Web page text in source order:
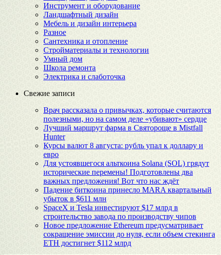
Инструмент и оборудование
Ландшафтный дизайн
Мебель и дизайн интерьера
Разное
Сантехника и отопление
Стройматериалы и технологии
Умный дом
Школа ремонта
Электрика и слаботочка
Свежие записи
Врач рассказала о привычках, которые считаются
полезными, но на самом деле «убивают» сердце
Лучший маршрут фарма в Святороще в Mistfall
Hunter
Курсы валют 8 августа: рубль упал к доллару и
евро
Для устоявшегося альткоина Solana (SOL) грядут
исторические перемены! Подготовлены два
важных предложения! Вот что нас ждёт
Падение биткоина принесло MARA квартальный
убыток в $611 млн
SpaceX и Tesla инвестируют $17 млрд в
строительство завода по производству чипов
Новое предложение Ethereum предусматривает
сокращение эмиссии до нуля, если объем стекинга
ETH достигнет $112 млрд